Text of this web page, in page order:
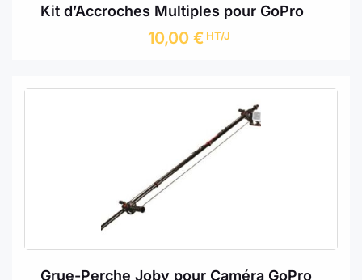
Kit d’Accroches Multiples pour GoPro
10,00 € HT/J
Grue-Perche Joby pour Caméra GoPro